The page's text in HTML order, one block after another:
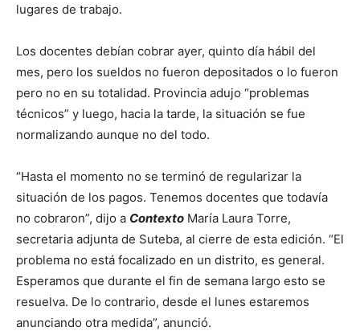
lugares de trabajo.
Los docentes debían cobrar ayer, quinto día hábil del
mes, pero los sueldos no fueron depositados o lo fueron
pero no en su totalidad. Provincia adujo “problemas
técnicos” y luego, hacia la tarde, la situación se fue
normalizando aunque no del todo.
“Hasta el momento no se terminó de regularizar la
situación de los pagos. Tenemos docentes que todavía
no cobraron”, dijo a Contexto María Laura Torre,
secretaria adjunta de Suteba, al cierre de esta edición. “El
problema no está focalizado en un distrito, es general.
Esperamos que durante el fin de semana largo esto se
resuelva. De lo contrario, desde el lunes estaremos
anunciando otra medida”, anunció.